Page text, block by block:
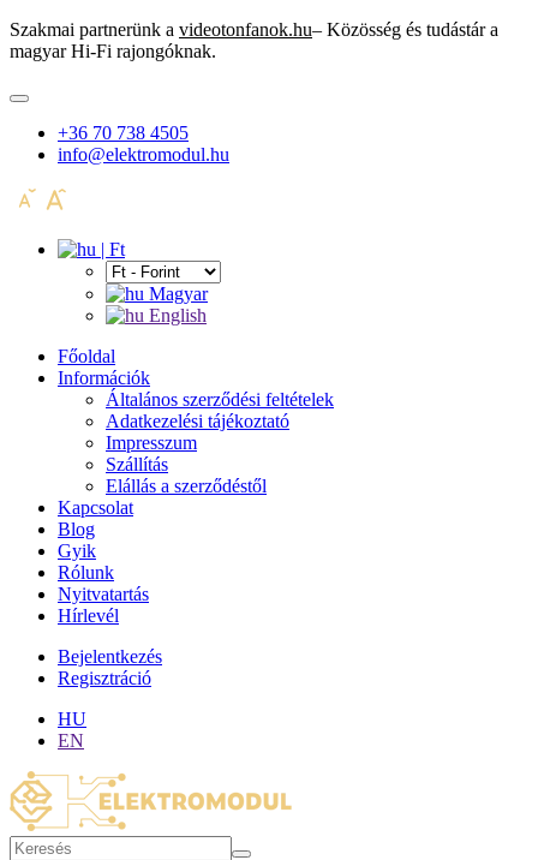
Szakmai partnerünk a videotonfanok.hu– Közösség és tudástár a
magyar Hi-Fi rajongóknak.
+36 70 738 4505
info@elektromodul.hu
| Ft
Magyar
English
Főoldal
Információk
Általános szerződési feltételek
Adatkezelési tájékoztató
Impresszum
Szállítás
Elállás a szerződéstől
Kapcsolat
Blog
Gyik
Rólunk
Nyitvatartás
Hírlevél
Bejelentkezés
Regisztráció
HU
EN